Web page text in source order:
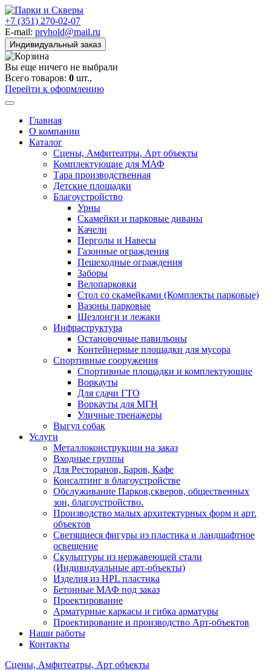
+7 (351) 270-02-07
E-mail: prvhold@mail.ru
Индивидуальный заказ
Вы еще ничего не выбрали
Всего товаров: 0 шт.,
Перейти к оформлению
Главная
О компании
Каталог
Сцены, Амфитеатры, Арт объекты
Комплектующие для МАФ
Тара производственная
Детские площадки
Благоустройство
Урны
Скамейки и парковые диваны
Качели
Перголы и Навесы
Газонные ограждения
Пешеходные ограждения
Заборы
Велопарковки
Стол со скамейками (Комплекты парковые)
Вазоны парковые
Шезлонги и лежаки
Инфраструктура
Остановочные павильоны
Контейнерные площадки для мусора
Спортивные сооружения
Спортивные площадки и комплектующие
Воркауты
Для сдачи ГТО
Воркауты для МГН
Уличные тренажеры
Выгул собак
Услуги
Металлоконструкции на заказ
Входные группы
Для Ресторанов, Баров, Кафе
Консалтинг в благоустройстве
Обслуживание Парков,скверов, общественных
зон, благоустройство.
Производство малых архитектурных форм и арт.
объектов
Светящиеся фигуры из пластика и ландшафтное
освещение
Скульптуры из нержавеющей стали
(Индивидуальные арт-объекты)
Изделия из HPL пластика
Бетонные МАФ под заказ
Проектирование
Арматурные каркасы и гибка арматуры
Проектирование и производство Арт-объектов
Наши работы
Контакты
Сцены, Амфитеатры, Арт объекты